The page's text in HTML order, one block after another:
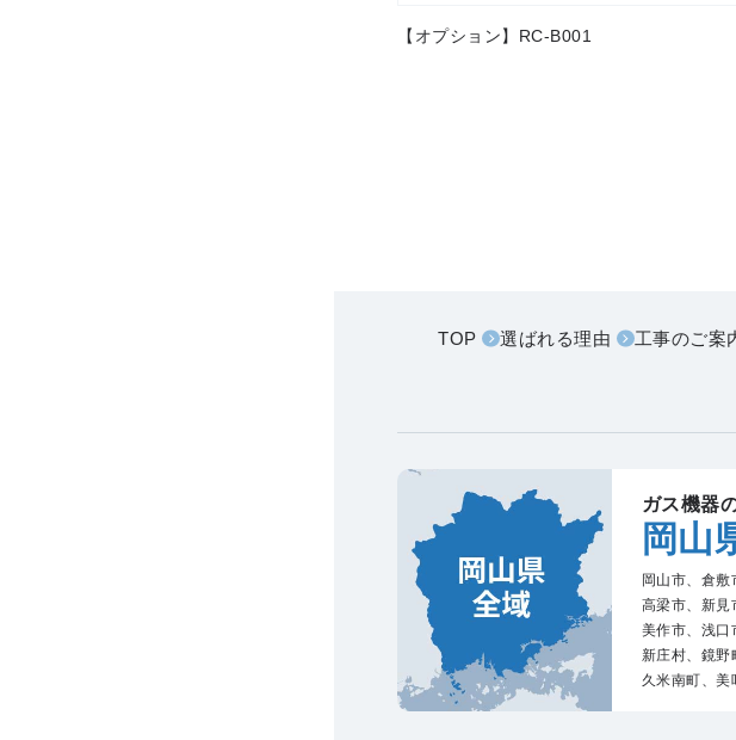
【オプション】RC-B001
TOP 選ばれる理由 工事のご案
ガス機器
岡山
岡山市、 倉敷
高梁市、 新見
美作市、 浅口
新庄村、 鏡野
久米南町、美